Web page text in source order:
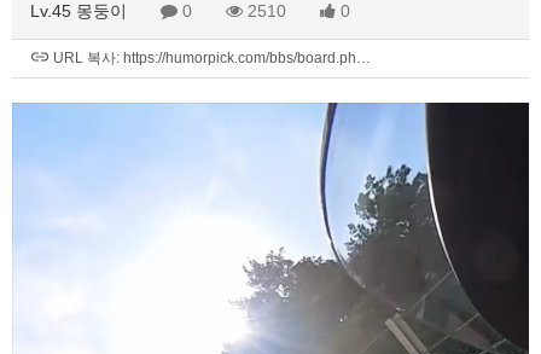
Lv.45 몽둥이 0 2510 0
URL 복사: https://humorpick.com/bbs/board.ph…